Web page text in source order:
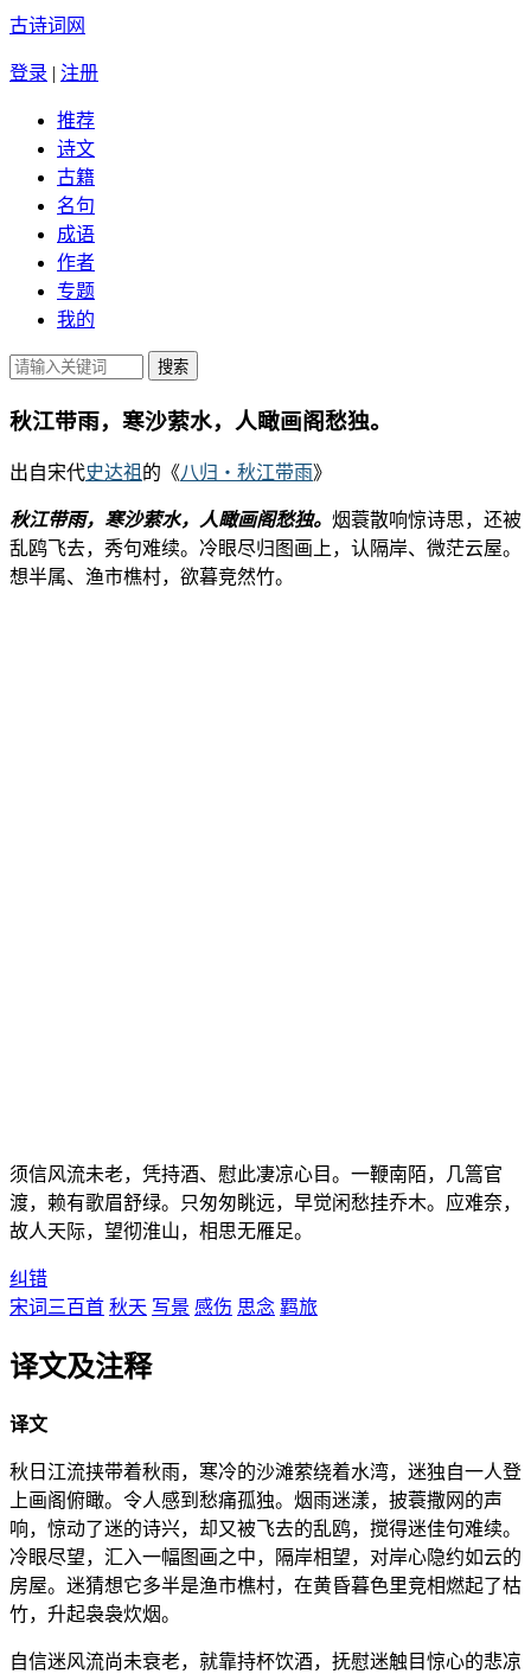
古诗词网
登录 | 注册
推荐
诗文
古籍
名句
成语
作者
专题
我的
秋江带雨，寒沙萦水，人瞰画阁愁独。
出自宋代史达祖 的《八归・秋江带雨》
秋江带雨，寒沙萦水，人瞰画阁愁独。 烟蓑散响惊诗思，还被
乱鸥飞去，秀句难续。冷眼尽归图画上，认隔岸、微茫云屋。
想半属、渔市樵村，欲暮竞然竹。
须信风流未老，凭持酒、慰此凄凉心目。一鞭南陌，几篙官
渡，赖有歌眉舒绿。只匆匆眺远，早觉闲愁挂乔木。应难奈，
故人天际，望彻淮山，相思无雁足。
纠错
宋词三百首 秋天 写景 感伤 思念 羁旅
译文及注释
译文
秋日江流挟带着秋雨，寒冷的沙滩萦绕着水湾，迷独自一人登
上画阁俯瞰。令人感到愁痛孤独。烟雨迷漾，披蓑撒网的声
响，惊动了迷的诗兴，却又被飞去的乱鸥，搅得迷佳句难续。
冷眼尽望，汇入一幅图画之中，隔岸相望，对岸心隐约如云的
房屋。迷猜想它多半是渔市樵村，在黄昏暮色里竞相燃起了枯
竹，升起袅袅炊烟。
自信迷风流尚未衰老，就靠持杯饮酒，抚慰迷触目惊心的悲凉